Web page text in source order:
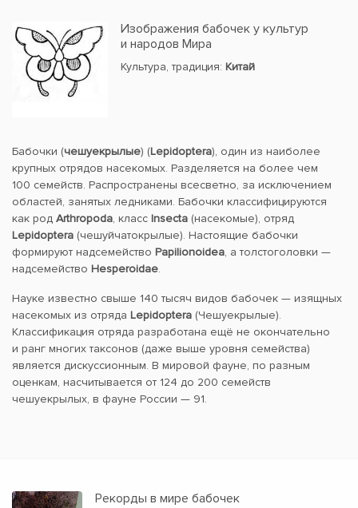
Изображения бабочек у культур
и народов Мира
Культура, традиция: Китай
Бабочки (чешуекрылые) (Lepidoptera), один из наиболее
крупных отрядов насекомых. Разделяется на более чем
100 семейств. Распространены всесветно, за исключением
областей, занятых ледниками. Бабочки классифицируются
как род Arthropoda, класс Insecta (насекомые), отряд
Lepidoptera (чешуйчатокрылые). Настоящие бабочки
формируют надсемейство Papilionoidea, а толстоголовки —
надсемейство Hesperoidae.
Науке известно свыше 140 тысяч видов бабочек — изящных
насекомых из отряда Lepidoptera (Чешуекрылые).
Классификация отряда разработана ещё не окончательно
и ранг многих таксонов (даже выше уровня семейства)
является дискуссионным. В мировой фауне, по разным
оценкам, насчитывается от 124 до 200 семейств
чешуекрылых, в фауне России — 91.
Рекорды в мире бабочек